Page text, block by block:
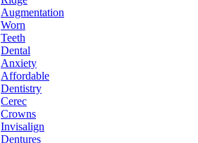
Augmentation
Worn
Teeth
Dental
Anxiety
Affordable
Dentistry
Cerec
Crowns
Invisalign
Dentures